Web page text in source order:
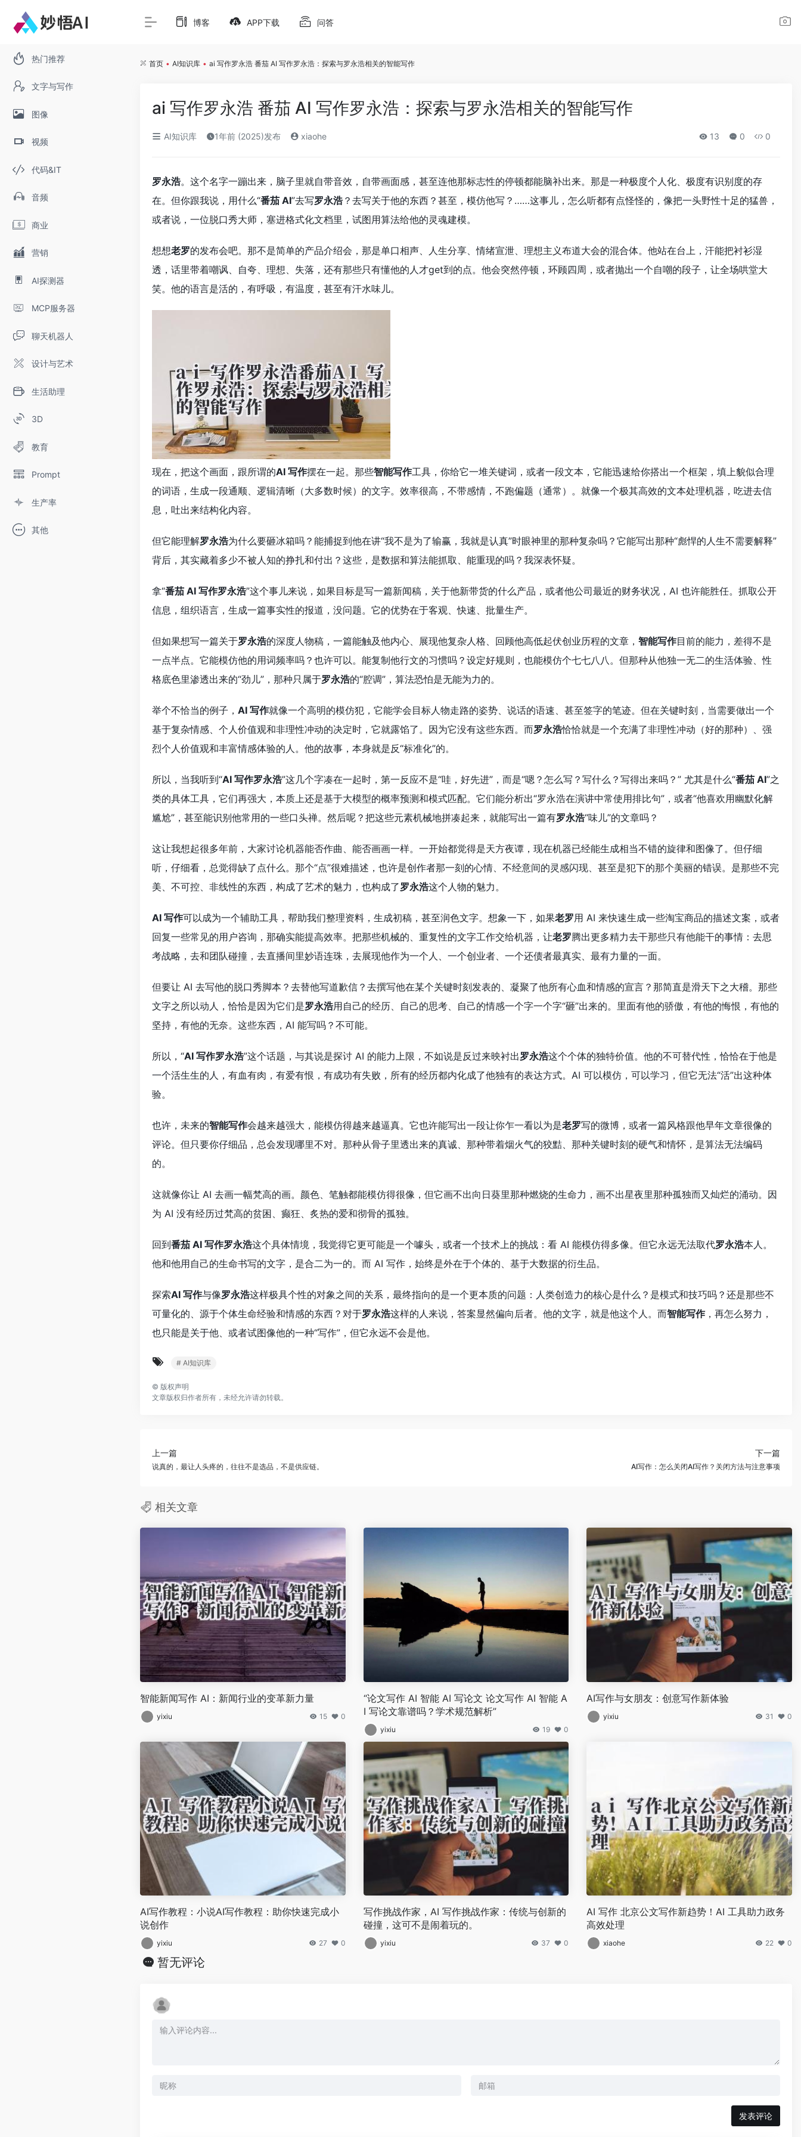
热门推荐
文字与写作
图像
视频
代码&IT
音频
商业
营销
AI探测器
MCP服务器
聊天机器人
设计与艺术
生活助理
3D
教育
Prompt
生产率
其他
博客 APP下载 问答
首页 • AI知识库 • ai 写作罗永浩 番茄 AI 写作罗永浩：探索与罗永浩相关的智能写作
ai 写作罗永浩 番茄 AI 写作罗永浩：探索与罗永浩相关的智能写作
AI知识库 1年前 (2025)发布 xiaohe 13 0 0
罗永浩。这个名字一蹦出来，脑子里就自带音效，自带画面感，甚至连他那标志性的停顿都能脑补出来。那是一种极度个人化、极度有识别度的存
在。但你跟我说，用什么“番茄 AI”去写罗永浩？去写关于他的东西？甚至，模仿他写？……这事儿，怎么听都有点怪怪的，像把一头野性十足的猛兽，
或者说，一位脱口秀大师，塞进格式化文档里，试图用算法给他的灵魂建模。
想想老罗的发布会吧。那不是简单的产品介绍会，那是单口相声、人生分享、情绪宣泄、理想主义布道大会的混合体。他站在台上，汗能把衬衫湿
透，话里带着嘲讽、自夸、理想、失落，还有那些只有懂他的人才get到的点。他会突然停顿，环顾四周，或者抛出一个自嘲的段子，让全场哄堂大
笑。他的语言是活的，有呼吸，有温度，甚至有汗水味儿。
现在，把这个画面，跟所谓的AI 写作摆在一起。那些智能写作工具，你给它一堆关键词，或者一段文本，它能迅速给你搭出一个框架，填上貌似合理
的词语，生成一段通顺、逻辑清晰（大多数时候）的文字。效率很高，不带感情，不跑偏题（通常）。就像一个极其高效的文本处理机器，吃进去信
息，吐出来结构化内容。
但它能理解罗永浩为什么要砸冰箱吗？能捕捉到他在讲“我不是为了输赢，我就是认真”时眼神里的那种复杂吗？它能写出那种“彪悍的人生不需要解释”
背后，其实藏着多少不被人知的挣扎和付出？这些，是数据和算法能抓取、能重现的吗？我深表怀疑。
拿“番茄 AI 写作罗永浩”这个事儿来说，如果目标是写一篇新闻稿，关于他新带货的什么产品，或者他公司最近的财务状况，AI 也许能胜任。抓取公开
信息，组织语言，生成一篇事实性的报道，没问题。它的优势在于客观、快速、批量生产。
但如果想写一篇关于罗永浩的深度人物稿，一篇能触及他内心、展现他复杂人格、回顾他高低起伏创业历程的文章， 智能写作目前的能力，差得不是
一点半点。它能模仿他的用词频率吗？也许可以。能复制他行文的习惯吗？设定好规则，也能模仿个七七八八。但那种从他独一无二的生活体验、性
格底色里渗透出来的“劲儿”，那种只属于罗永浩的“腔调”，算法恐怕是无能为力的。
举个不恰当的例子， AI 写作就像一个高明的模仿犯，它能学会目标人物走路的姿势、说话的语速、甚至签字的笔迹。但在关键时刻，当需要做出一个
基于复杂情感、个人价值观和非理性冲动的决定时，它就露馅了。因为它没有这些东西。而罗永浩恰恰就是一个充满了非理性冲动（好的那种）、强
烈个人价值观和丰富情感体验的人。他的故事，本身就是反“标准化”的。
所以，当我听到“AI 写作罗永浩”这几个字凑在一起时，第一反应不是“哇，好先进”，而是“嗯？怎么写？写什么？写得出来吗？” 尤其是什么“番茄 AI”之
类的具体工具，它们再强大，本质上还是基于大模型的概率预测和模式匹配。它们能分析出“罗永浩在演讲中常使用排比句”，或者“他喜欢用幽默化解
尴尬”，甚至能识别他常用的一些口头禅。然后呢？把这些元素机械地拼凑起来，就能写出一篇有罗永浩“味儿”的文章吗？
这让我想起很多年前，大家讨论机器能否作曲、能否画画一样。一开始都觉得是天方夜谭，现在机器已经能生成相当不错的旋律和图像了。但仔细
听，仔细看，总觉得缺了点什么。那个“点”很难描述，也许是创作者那一刻的心情、不经意间的灵感闪现、甚至是犯下的那个美丽的错误。是那些不完
美、不可控、非线性的东西，构成了艺术的魅力，也构成了罗永浩这个人物的魅力。
AI 写作可以成为一个辅助工具，帮助我们整理资料，生成初稿，甚至润色文字。想象一下，如果老罗用 AI 来快速生成一些淘宝商品的描述文案，或者
回复一些常见的用户咨询，那确实能提高效率。把那些机械的、重复性的文字工作交给机器，让老罗腾出更多精力去干那些只有他能干的事情：去思
考战略，去和团队碰撞，去直播间里妙语连珠，去展现他作为一个人、一个创业者、一个还债者最真实、最有力量的一面。
但要让 AI 去写他的脱口秀脚本？去替他写道歉信？去撰写他在某个关键时刻发表的、凝聚了他所有心血和情感的宣言？那简直是滑天下之大稽。那些
文字之所以动人，恰恰是因为它们是罗永浩用自己的经历、自己的思考、自己的情感一个字一个字“砸”出来的。里面有他的骄傲，有他的悔恨，有他的
坚持，有他的无奈。这些东西，AI 能写吗？不可能。
所以，“AI 写作罗永浩”这个话题，与其说是探讨 AI 的能力上限，不如说是反过来映衬出罗永浩这个个体的独特价值。他的不可替代性，恰恰在于他是
一个活生生的人，有血有肉，有爱有恨，有成功有失败，所有的经历都内化成了他独有的表达方式。AI 可以模仿，可以学习，但它无法“活”出这种体
验。
也许，未来的智能写作会越来越强大，能模仿得越来越逼真。它也许能写出一段让你乍一看以为是老罗写的微博，或者一篇风格跟他早年文章很像的
评论。但只要你仔细品，总会发现哪里不对。那种从骨子里透出来的真诚、那种带着烟火气的狡黠、那种关键时刻的硬气和情怀，是算法无法编码
的。
这就像你让 AI 去画一幅梵高的画。颜色、笔触都能模仿得很像，但它画不出向日葵里那种燃烧的生命力，画不出星夜里那种孤独而又灿烂的涌动。因
为 AI 没有经历过梵高的贫困、癫狂、炙热的爱和彻骨的孤独。
回到番茄 AI 写作罗永浩这个具体情境，我觉得它更可能是一个噱头，或者一个技术上的挑战：看 AI 能模仿得多像。但它永远无法取代罗永浩本人。
他和他用自己的生命书写的文字，是合二为一的。而 AI 写作，始终是外在于个体的、基于大数据的衍生品。
探索AI 写作与像罗永浩这样极具个性的对象之间的关系，最终指向的是一个更本质的问题：人类创造力的核心是什么？是模式和技巧吗？还是那些不
可量化的、源于个体生命经验和情感的东西？对于罗永浩这样的人来说，答案显然偏向后者。他的文字，就是他这个人。而智能写作，再怎么努力，
也只能是关于他、或者试图像他的一种“写作”，但它永远不会是他。
# AI知识库
© 版权声明
文章版权归作者所有，未经允许请勿转载。
上一篇
说真的，最让人头疼的，往往不是选品，不是供应链。
下一篇
AI写作：怎么关闭AI写作？关闭方法与注意事项
相关文章
智能新闻写作 AI：新闻行业的变革新力量
yixiu 15 0
“论文写作 AI 智能 AI 写论文 论文写作 AI 智能 A
I 写论文靠谱吗？学术规范解析”
yixiu 19 0
AI写作与女朋友：创意写作新体验
yixiu 31 0
AI写作教程：小说AI写作教程：助你快速完成小
说创作
yixiu 27 0
写作挑战作家，AI 写作挑战作家：传统与创新的
碰撞，这可不是闹着玩的。
yixiu 37 0
AI 写作 北京公文写作新趋势！AI 工具助力政务
高效处理
xiaohe 22 0
暂无评论
发表评论